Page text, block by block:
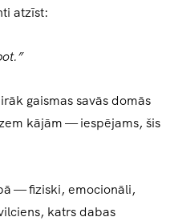
atzīst:
gaismas savās domās
kājām — iespējams, šis
— fiziski, emocionāli,
katrs dabas